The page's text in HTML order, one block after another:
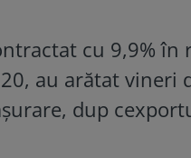
cu 9,9%
au arătat vineri
dup